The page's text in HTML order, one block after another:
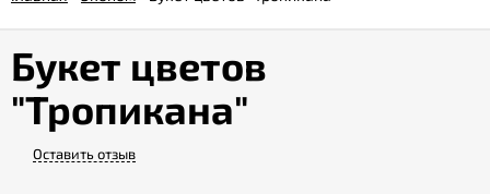
Гарантии
Букет цветов
"Тропикана"
Оставить отзыв